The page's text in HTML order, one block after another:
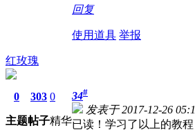
回复
使用道具 举报
红玫瑰
0
主题
303
帖子
0
精华
34#
发表于 2017-12-26
已读！学习了以上的教程